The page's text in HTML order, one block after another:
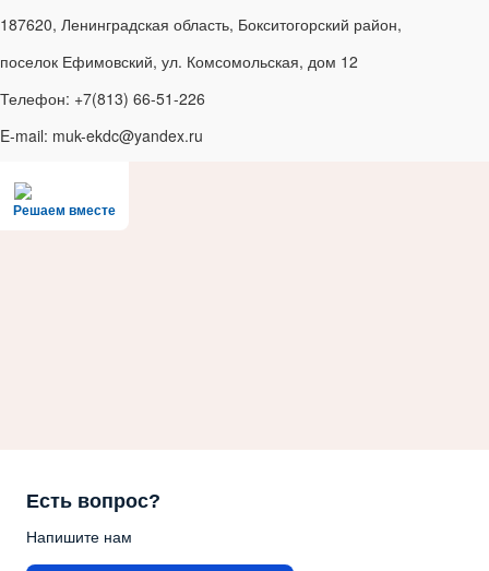
187620, Ленинградская область, Бокситогорский район,
поселок Ефимовский, ул. Комсомольская, дом 12
Телефон: +7(813) 66-51-226
E-mail: muk-ekdc@yandex.ru
Решаем вместе
Есть вопрос?
Напишите нам